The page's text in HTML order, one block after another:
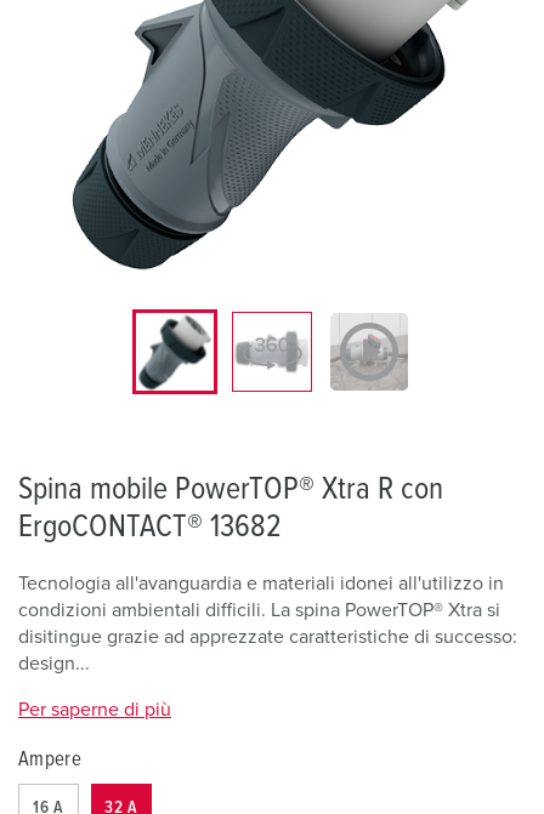
Spina mobile PowerTOP® Xtra R con
ErgoCONTACT® 13682
Tecnologia all'avanguardia e materiali idonei all'utilizzo in
condizioni ambientali difficili. La spina PowerTOP® Xtra si
disitingue grazie ad apprezzate caratteristiche di successo:
design...
Per saperne di più
Ampere
16 A 32 A